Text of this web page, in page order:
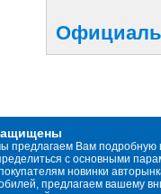
предлагаем Вам
с основными
новинки
предлагаем вашему